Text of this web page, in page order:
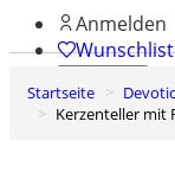
Anmelden
0
Warenkorb
Startseite
Kerzenteller